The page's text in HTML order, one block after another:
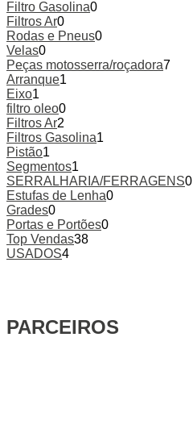
Filtro Gasolina0
Filtros Ar0
Rodas e Pneus0
Velas0
Peças motosserra/roçadora7
Arranque1
Eixo1
filtro oleo0
Filtros Ar2
Filtros Gasolina1
Pistão1
Segmentos1
SERRALHARIA/FERRAGENS0
Estufas de Lenha0
Grades0
Portas e Portões0
Top Vendas38
USADOS4
PARCEIROS